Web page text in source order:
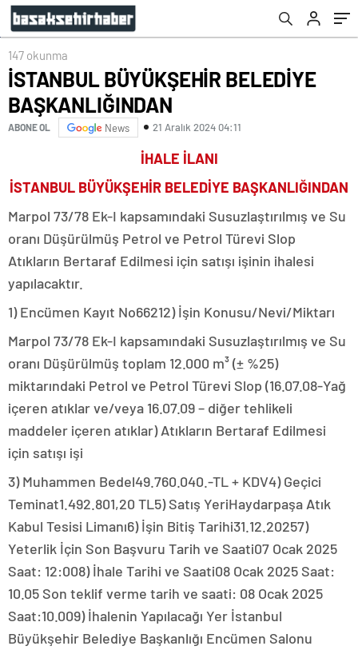
147 okunma
İSTANBUL BÜYÜKŞEHİR BELEDİYE
BAŞKANLIĞINDAN
ABONE OL News 21 Aralık 2024 04:11
İHALE İLANI
İSTANBUL BÜYÜKŞEHİR BELEDİYE BAŞKANLIĞINDAN
Marpol 73/78 Ek-I kapsamındaki Susuzlaştırılmış ve Su
oranı Düşürülmüş Petrol ve Petrol Türevi Slop
Atıkların Bertaraf Edilmesi için satışı işinin ihalesi
yapılacaktır.
1) Encümen Kayıt No66212) İşin Konusu/Nevi/Miktarı
Marpol 73/78 Ek-I kapsamındaki Susuzlaştırılmış ve Su
oranı Düşürülmüş toplam 12.000 m³ (± %25)
miktarındaki Petrol ve Petrol Türevi Slop (16.07.08-Yağ
içeren atıklar ve/veya 16.07.09 – diğer tehlikeli
maddeler içeren atıklar) Atıkların Bertaraf Edilmesi
için satışı işi
3) Muhammen Bedel49.760.040.-TL + KDV4) Geçici
Teminat1.492.801,20 TL5) Satış YeriHaydarpaşa Atık
Kabul Tesisi Limanı6) İşin Bitiş Tarihi31.12.20257)
Yeterlik İçin Son Başvuru Tarih ve Saati07 Ocak 2025
Saat: 12:008) İhale Tarihi ve Saati08 Ocak 2025 Saat:
10.05 Son teklif verme tarih ve saati: 08 Ocak 2025
Saat:10.009) İhalenin Yapılacağı Yer İstanbul
Büyükşehir Belediye Başkanlığı Encümen Salonu